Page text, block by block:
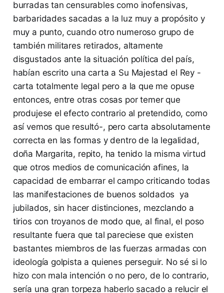
burradas tan censurables como inofensivas,
barbaridades sacadas a la luz muy a propósito y
muy a punto, cuando otro numeroso grupo de
también militares retirados, altamente
disgustados ante la situación política del país,
habían escrito una carta a Su Majestad el Rey -
carta totalmente legal pero a la que me opuse
entonces, entre otras cosas por temer que
produjese el efecto contrario al pretendido, como
así vemos que resultó-, pero carta absolutamente
correcta en las formas y dentro de la legalidad,
doña Margarita, repito, ha tenido la misma virtud
que otros medios de comunicación afines, la
capacidad de embarrar el campo criticando todas
las manifestaciones de buenos soldados ya
jubilados, sin hacer distinciones, mezclando a
tirios con troyanos de modo que, al final, el poso
resultante fuera que tal pareciese que existen
bastantes miembros de las fuerzas armadas con
ideología golpista a quienes perseguir. No sé si lo
hizo con mala intención o no pero, de lo contrario,
sería una gran torpeza haberlo sacado a relucir el